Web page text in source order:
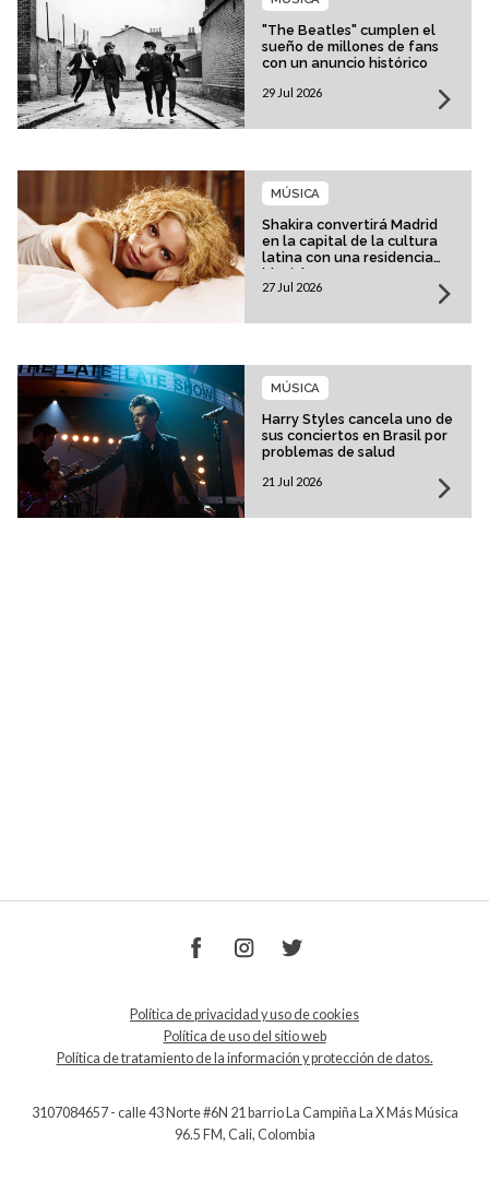
"The Beatles" cumplen el
sueño de millones de fans
con un anuncio histórico
29 Jul 2026
Shakira convertirá Madrid
en la capital de la cultura
latina con una residencia
histórica
MÚSICA
27 Jul 2026
Harry Styles cancela uno de
sus conciertos en Brasil por
problemas de salud
MÚSICA
21 Jul 2026
Política de privacidad y uso de cookies
Política de uso del sitio web
Política de tratamiento de la información y protección de datos.
3107084657 - calle 43 Norte #6N 21 barrio La Campiña La X Más Música
96.5 FM, Cali, Colombia